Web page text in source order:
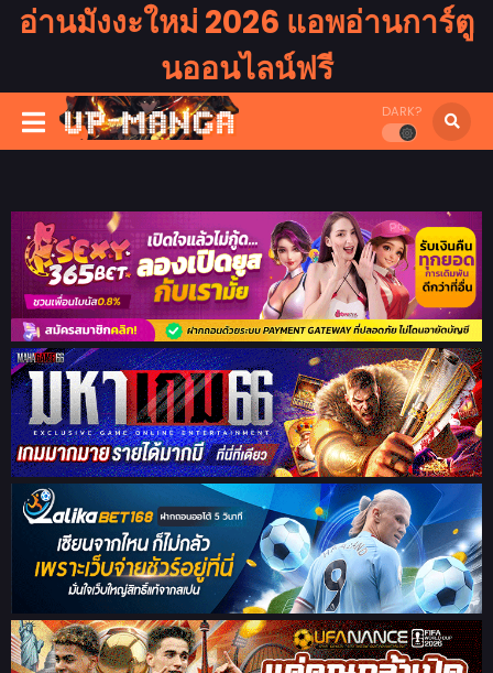
อ่านมังงะใหม่ 2026 แอพอ่านการ์ตู
นออนไลน์ฟรี
DARK?